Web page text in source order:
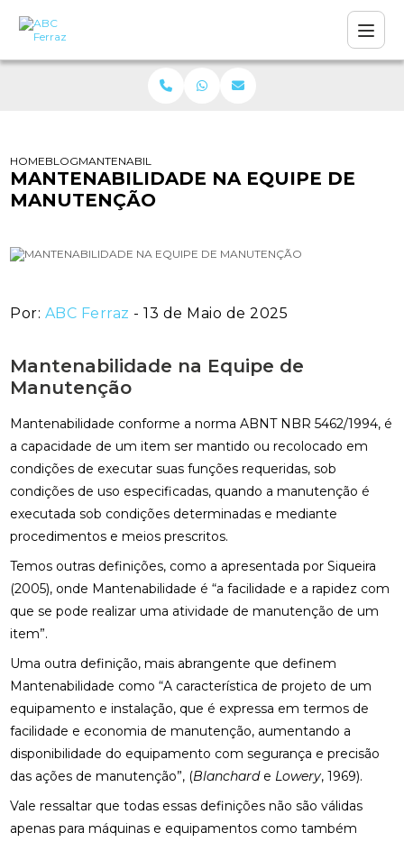
HOMEBLOGMANTENABILIDADE NA EQUIPE DE MANUTENÇÃO
MANTENABILIDADE NA EQUIPE DE
MANUTENÇÃO
Por: ABC Ferraz - 13 de Maio de 2025
Mantenabilidade na Equipe de
Manutenção
Mantenabilidade conforme a norma ABNT NBR 5462/1994, é
a capacidade de um item ser mantido ou recolocado em
condições de executar suas funções requeridas, sob
condições de uso especificadas, quando a manutenção é
executada sob condições determinadas e mediante
procedimentos e meios prescritos.
Temos outras definições, como a apresentada por Siqueira
(2005), onde Mantenabilidade é “a facilidade e a rapidez com
que se pode realizar uma atividade de manutenção de um
item”.
Uma outra definição, mais abrangente que definem
Mantenabilidade como “A característica de projeto de um
equipamento e instalação, que é expressa em termos de
facilidade e economia de manutenção, aumentando a
disponibilidade do equipamento com segurança e precisão
das ações de manutenção”, (Blancharde Lowery, 1969).
Vale ressaltar que todas essas definições não são válidas
apenas para máquinas e equipamentos como também